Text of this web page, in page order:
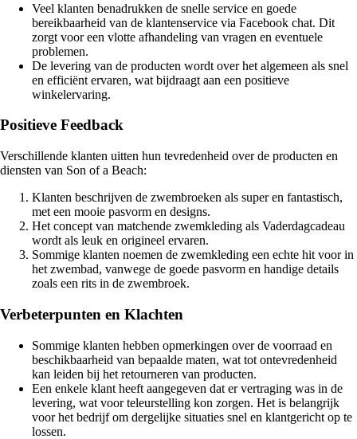
Veel klanten benadrukken de snelle service en goede
bereikbaarheid van de klantenservice via Facebook chat. Dit
zorgt voor een vlotte afhandeling van vragen en eventuele
problemen.
De levering van de producten wordt over het algemeen als snel
en efficiënt ervaren, wat bijdraagt aan een positieve
winkelervaring.
Positieve Feedback
Verschillende klanten uitten hun tevredenheid over de producten en
diensten van Son of a Beach:
Klanten beschrijven de zwembroeken als super en fantastisch,
met een mooie pasvorm en designs.
Het concept van matchende zwemkleding als Vaderdagcadeau
wordt als leuk en origineel ervaren.
Sommige klanten noemen de zwemkleding een echte hit voor in
het zwembad, vanwege de goede pasvorm en handige details
zoals een rits in de zwembroek.
Verbeterpunten en Klachten
Sommige klanten hebben opmerkingen over de voorraad en
beschikbaarheid van bepaalde maten, wat tot ontevredenheid
kan leiden bij het retourneren van producten.
Een enkele klant heeft aangegeven dat er vertraging was in de
levering, wat voor teleurstelling kon zorgen. Het is belangrijk
voor het bedrijf om dergelijke situaties snel en klantgericht op te
lossen.